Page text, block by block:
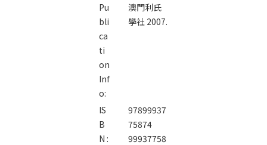
Pu
bli
ca
ti
on
Inf
o:
澳門利氏
學社 2007.
IS
B
N :
97899937
75874
99937758